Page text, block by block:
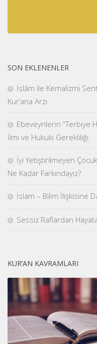
SON EKLENENLER
İslâm ile Kemalizmi
Kur’ana Arzı
Ebeveynlerin “Terbiye
İlmi ve Hukuki Gerekliliği
İyi Yetiştirilmeyen
Ne Kadar Farkındayız?
İslam – Bilim İlişkisine
Sessiz Raflardan
KUR’AN KAVRAMLARI